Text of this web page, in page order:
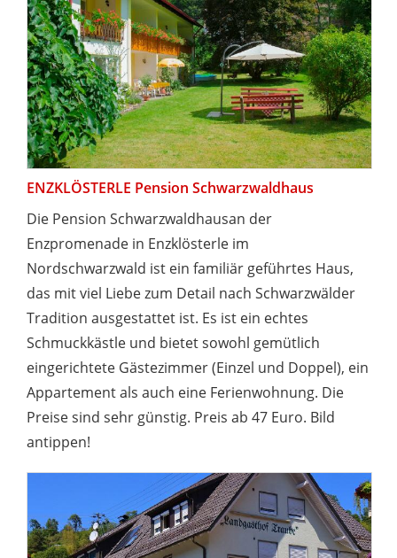
ENZKLÖSTERLE Pension Schwarzwaldhaus
Die Pension Schwarzwaldhausan der
Enzpromenade in Enzklösterle im
Nordschwarzwald ist ein familiär geführtes Haus,
das mit viel Liebe zum Detail nach Schwarzwälder
Tradition ausgestattet ist. Es ist ein echtes
Schmuckkästle und bietet sowohl gemütlich
eingerichtete Gästezimmer (Einzel und Doppel), ein
Appartement als auch eine Ferienwohnung. Die
Preise sind sehr günstig. Preis ab 47 Euro. Bild
antippen!